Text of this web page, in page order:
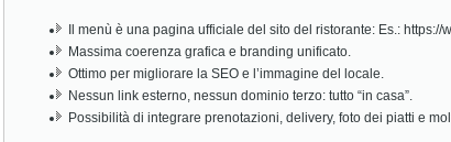
Il menù è una pagina ufficiale del sito del ristorante: Es.: https://
Massima coerenza grafica e branding unificato.
Ottimo per migliorare la SEO e l’immagine del locale.
Nessun link esterno, nessun dominio terzo: tutto “in casa”.
Possibilità di integrare prenotazioni, delivery, foto dei piatti e